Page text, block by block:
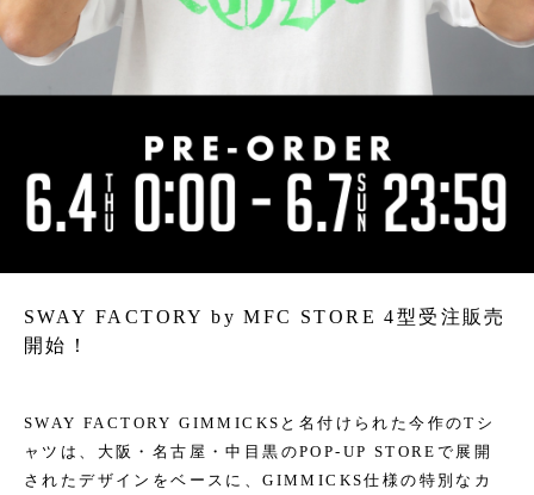
SWAY FACTORY by MFC STORE 4型受注販売
開始！
SWAY FACTORY GIMMICKSと名付けられた今作のTシ
ャツは、大阪・名古屋・中目黒のPOP-UP STOREで展開
されたデザインをベースに、GIMMICKS仕様の特別なカ